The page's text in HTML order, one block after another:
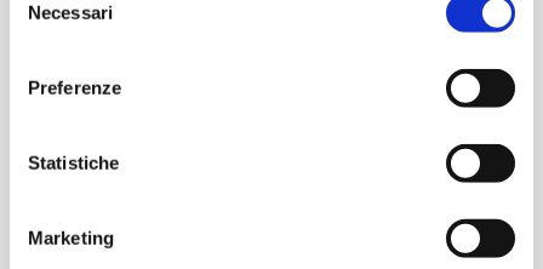
delNecessari
Preferenze
Statistiche
Marketing
Mirrors
Similar product for
typology